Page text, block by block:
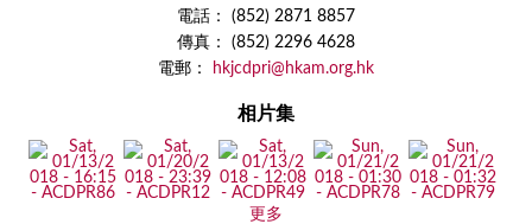
電話： (852) 2871 8857
傳真： (852) 2296 4628
電郵：
hkjcdpri@hkam.org.hk
相片集
更多